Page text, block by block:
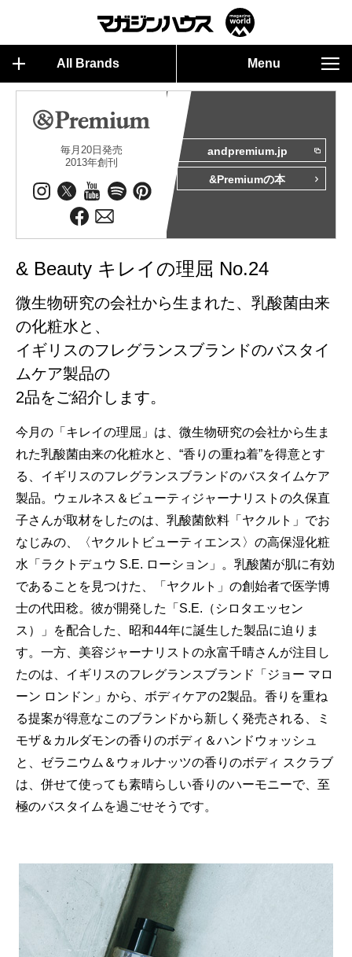
All Brands Menu
毎月20日発売
2013年創刊
andpremium.jp
&Premiumの本
& Beauty キレイの理屈 No.24
微生物研究の会社から生まれた、乳酸菌由来
の化粧水と、
イギリスのフレグランスブランドのバスタイ
ムケア製品の
2品をご紹介します。
今月の「キレイの理屈」は、微生物研究の会社から生ま
れた乳酸菌由来の化粧水と、“香りの重ね着”を得意とす
る、イギリスのフレグランスブランドのバスタイムケア
製品。ウェルネス＆ビューティジャーナリストの久保直
子さんが取材をしたのは、乳酸菌飲料「ヤクルト」でお
なじみの、〈ヤクルトビューティエンス〉の高保湿化粧
水「ラクトデュウ S.E. ローション」。乳酸菌が肌に有効
であることを見つけた、「ヤクルト」の創始者で医学博
士の代田稔。彼が開発した「S.E.（シロタエッセン
ス）」を配合した、昭和44年に誕生した製品に迫りま
す。一方、美容ジャーナリストの永富千晴さんが注目し
たのは、イギリスのフレグランスブランド「ジョー マロ
ーン ロンドン」から、ボディケアの2製品。香りを重ね
る提案が得意なこのブランドから新しく発売される、ミ
モザ＆カルダモンの香りのボディ＆ハンドウォッシュ
と、ゼラニウム＆ウォルナッツの香りのボディ スクラブ
は、併せて使っても素晴らしい香りのハーモニーで、至
極のバスタイムを過ごせそうです。